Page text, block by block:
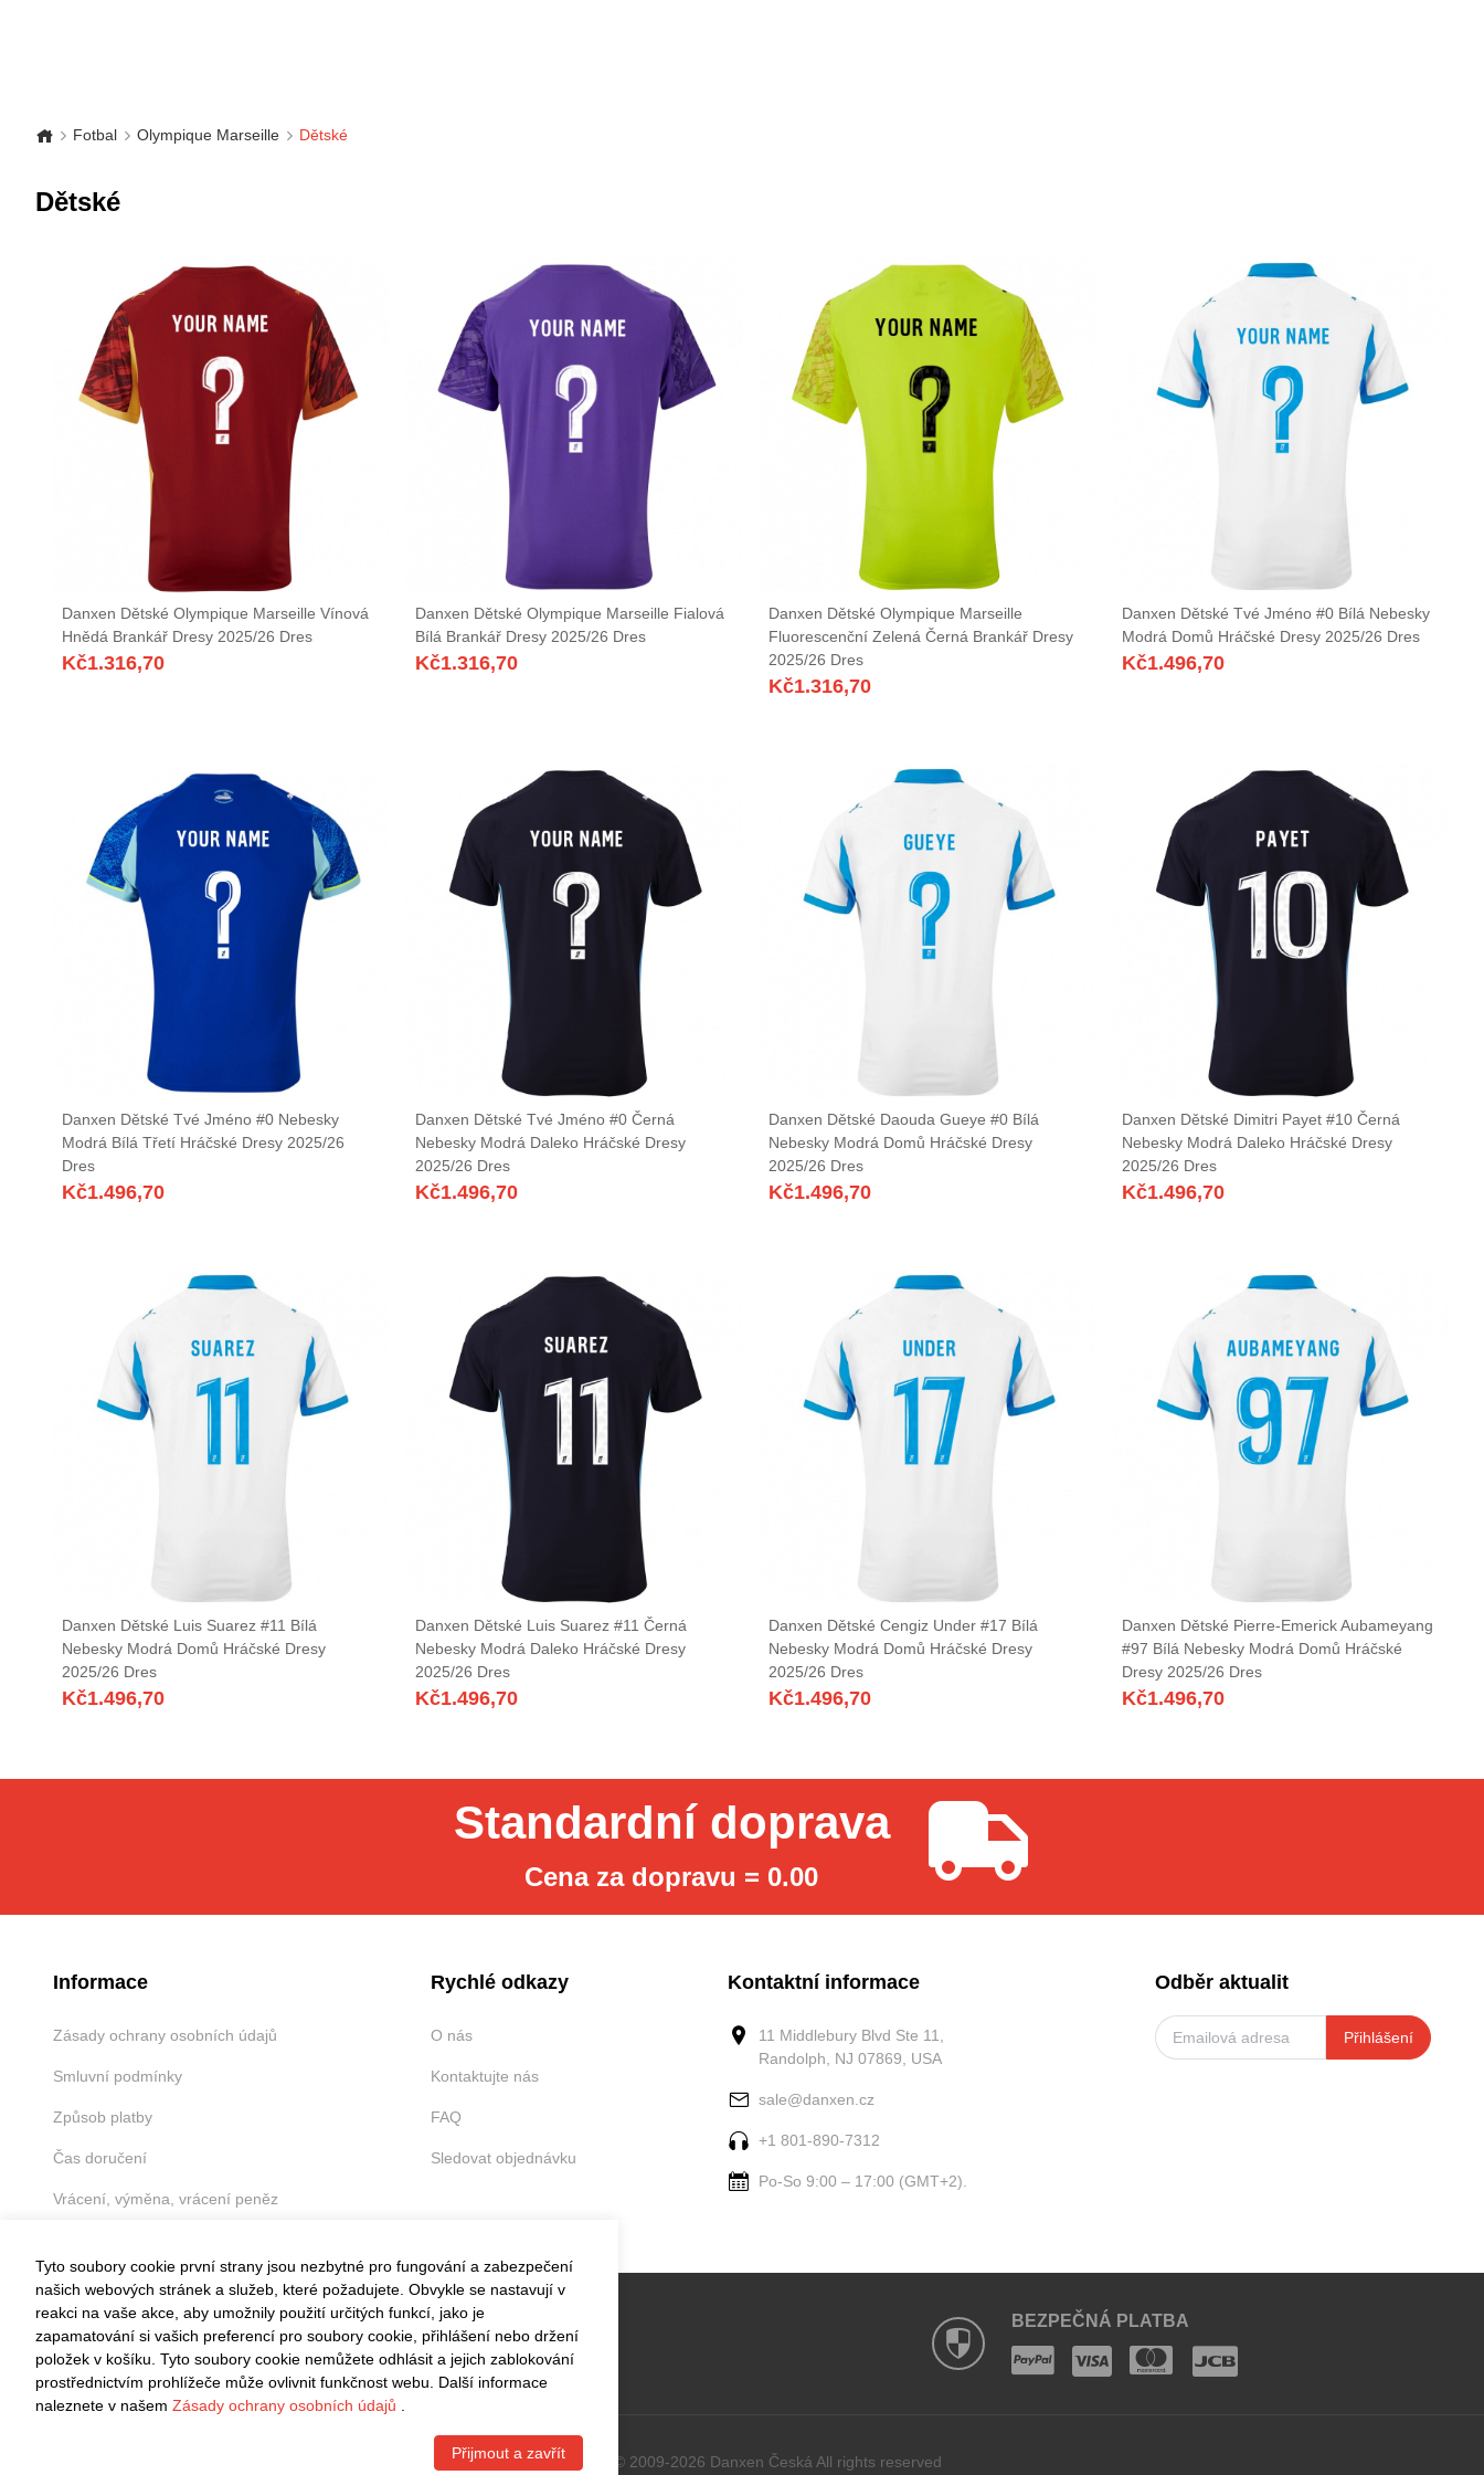
Fotbal Olympique Marseille Dětské
Dětské
Danxen Dětské Olympique Marseille Vínová
Hnědá Brankář Dresy 2025/26 Dres
Kč1.316,70
Danxen Dětské Olympique Marseille Fialová
Bílá Brankář Dresy 2025/26 Dres
Kč1.316,70
Danxen Dětské Olympique Marseille
Fluorescenční Zelená Černá Brankář Dresy
2025/26 Dres
Kč1.316,70
Danxen Dětské Tvé Jméno #0 Bílá Nebesky
Modrá Domů Hráčské Dresy 2025/26 Dres
Kč1.496,70
Danxen Dětské Tvé Jméno #0 Nebesky
Modrá Bílá Třetí Hráčské Dresy 2025/26
Dres
Kč1.496,70
Danxen Dětské Tvé Jméno #0 Černá
Nebesky Modrá Daleko Hráčské Dresy
2025/26 Dres
Kč1.496,70
Danxen Dětské Daouda Gueye #0 Bílá
Nebesky Modrá Domů Hráčské Dresy
2025/26 Dres
Kč1.496,70
Danxen Dětské Dimitri Payet #10 Černá
Nebesky Modrá Daleko Hráčské Dresy
2025/26 Dres
Kč1.496,70
Danxen Dětské Luis Suarez #11 Bílá
Nebesky Modrá Domů Hráčské Dresy
2025/26 Dres
Kč1.496,70
Danxen Dětské Luis Suarez #11 Černá
Nebesky Modrá Daleko Hráčské Dresy
2025/26 Dres
Kč1.496,70
Danxen Dětské Cengiz Under #17 Bílá
Nebesky Modrá Domů Hráčské Dresy
2025/26 Dres
Kč1.496,70
Danxen Dětské Pierre-Emerick Aubameyang
#97 Bílá Nebesky Modrá Domů Hráčské
Dresy 2025/26 Dres
Kč1.496,70
Standardní doprava
Cena za dopravu = 0.00
Informace
Zásady ochrany osobních údajů
Smluvní podmínky
Způsob platby
Čas doručení
Vrácení, výměna, vrácení peněz
Rychlé odkazy
O nás
Kontaktujte nás
FAQ
Sledovat objednávku
Kontaktní informace
11 Middlebury Blvd Ste 11,
Randolph, NJ 07869, USA
sale@danxen.cz
+1 801-890-7312
Po-So 9:00 – 17:00 (GMT+2).
Odběr aktualit
Přihlášení
VRÁCENÍ ZDARMA
Snadné vrácení do 30 dnů
BEZPEČNÁ PLATBA
Copyright © 2009-2026 Danxen Česká All rights reserved
Tyto soubory cookie první strany jsou nezbytné pro fungování a zabezpečení
našich webových stránek a služeb, které požadujete. Obvykle se nastavují v
reakci na vaše akce, aby umožnily použití určitých funkcí, jako je
zapamatování si vašich preferencí pro soubory cookie, přihlášení nebo držení
položek v košíku. Tyto soubory cookie nemůžete odhlásit a jejich zablokování
prostřednictvím prohlížeče může ovlivnit funkčnost webu. Další informace
naleznete v našem Zásady ochrany osobních údajů
Přijmout a zavřít